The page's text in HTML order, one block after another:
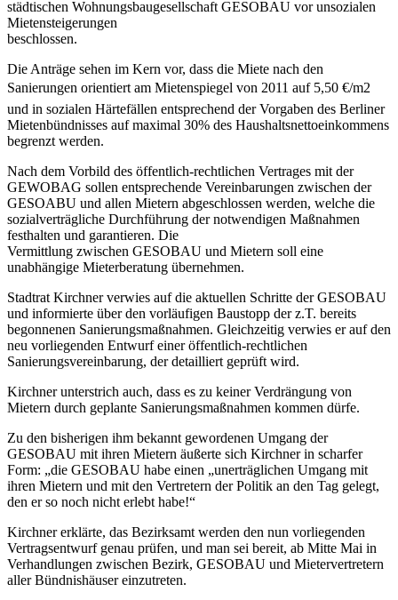
städtischen Wohnungsbaugesellschaft GESOBAU vor unsozialen
Mietensteigerungen
beschlossen.
Die Anträge sehen im Kern vor, dass die Miete nach den
Sanierungen orientiert am Mietenspiegel von 2011 auf 5,50 €/m2
und in sozialen Härtefällen entsprechend der Vorgaben des Berliner
Mietenbündnisses auf maximal 30% des Haushaltsnettoeinkommens
begrenzt werden.
Nach dem Vorbild des öffentlich-rechtlichen Vertrages mit der
GEWOBAG sollen entsprechende Vereinbarungen zwischen der
GESOABU und allen Mietern abgeschlossen werden, welche die
sozialverträgliche Durchführung der notwendigen Maßnahmen
festhalten und garantieren. Die
Vermittlung zwischen GESOBAU und Mietern soll eine
unabhängige Mieterberatung übernehmen.
Stadtrat Kirchner verwies auf die aktuellen Schritte der GESOBAU
und informierte über den vorläufigen Baustopp der z.T. bereits
begonnenen Sanierungsmaßnahmen. Gleichzeitig verwies er auf den
neu vorliegenden Entwurf einer öffentlich-rechtlichen
Sanierungsvereinbarung, der detailliert geprüft wird.
Kirchner unterstrich auch, dass es zu keiner Verdrängung von
Mietern durch geplante Sanierungsmaßnahmen kommen dürfe.
Zu den bisherigen ihm bekannt gewordenen Umgang der
GESOBAU mit ihren Mietern äußerte sich Kirchner in scharfer
Form: „die GESOBAU habe einen „unerträglichen Umgang mit
ihren Mietern und mit den Vertretern der Politik an den Tag gelegt,
den er so noch nicht erlebt habe!“
Kirchner erklärte, das Bezirksamt werden den nun vorliegenden
Vertragsentwurf genau prüfen, und man sei bereit, ab Mitte Mai in
Verhandlungen zwischen Bezirk, GESOBAU und Mietervertretern
aller Bündnishäuser einzutreten.